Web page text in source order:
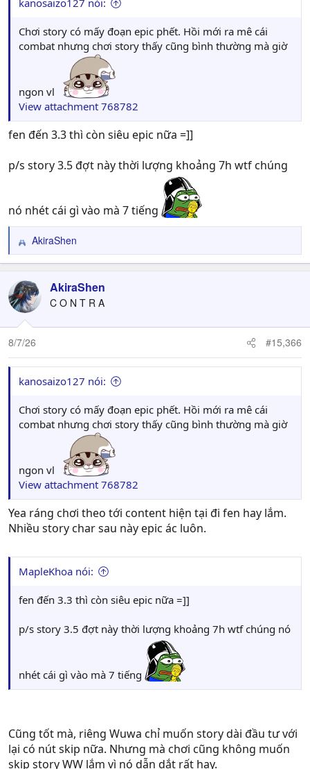
kanosaizo127 nói:
Chơi story có mấy đoạn epic phết. Hồi mới ra mê cái
combat nhưng chơi story thấy cũng bình thường mà giờ
ngon vl
View attachment 768782
fen đến 3.3 thì còn siêu epic nữa =]]
p/s story 3.5 đợt này thời lượng khoảng 7h wtf chúng
nó nhét cái gì vào mà 7 tiếng
R
e
c
t
i
o
n
:
AkiraShen
AkiraShen
C O N T R A
8/7/26 #15,366
kanosaizo127 nói:
Chơi story có mấy đoạn epic phết. Hồi mới ra mê cái
combat nhưng chơi story thấy cũng bình thường mà giờ
ngon vl
View attachment 768782
Yea ráng chơi theo tới content hiện tại đi fen hay lắm.
Nhiều story char sau này epic ác luôn.
MapleKhoa nói:
fen đến 3.3 thì còn siêu epic nữa =]]
p/s story 3.5 đợt này thời lượng khoảng 7h wtf chúng nó
nhét cái gì vào mà 7 tiếng
Cũng tốt mà, riêng Wuwa chỉ muốn story dài đầu tư với
lại có nút skip nữa. Nhưng mà chơi cũng không muốn
skip story WW lắm vì nó dẫn dắt rất hay.